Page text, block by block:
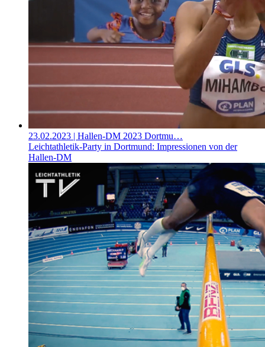
23.02.2023 | Hallen-DM 2023 Dortmu…
Leichtathletik-Party in Dortmund: Impressionen von der
Hallen-DM